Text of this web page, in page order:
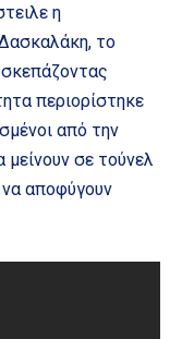
η
το
σκεπάζοντας
περιορίστηκε
από την
μείνουν σε τούνελ
αποφύγουν